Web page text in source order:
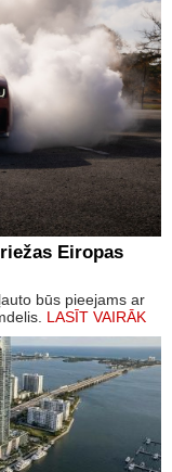
Eiropas
būs pieejams ar
LASĪT VAIRĀK